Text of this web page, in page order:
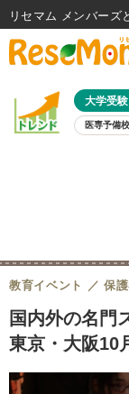
大学受
医専予備
国内外の名門
東京・大阪10
教育イベント 保
リセマム メンバーズ